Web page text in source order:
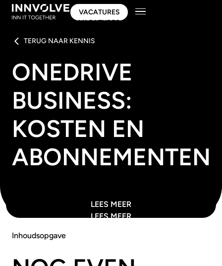
VACATURES
VACATURES
TERUG NAAR KENNIS
ONEDRIVE
BUSINESS:
KOSTEN EN
ABONNEMENTEN
LEES MEER
LEES MEER
Inhoudsopgave